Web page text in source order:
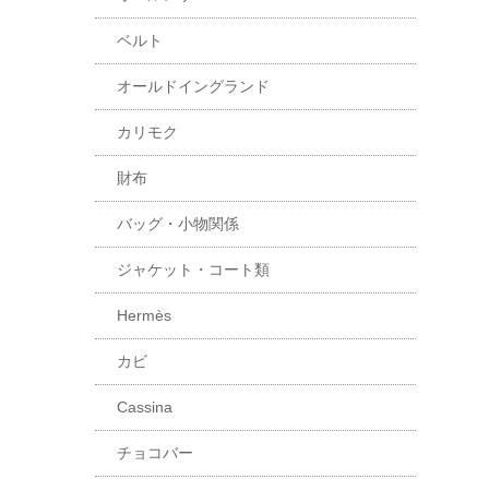
ベルト
オールドイングランド
カリモク
財布
バッグ・小物関係
ジャケット・コート類
Hermès
カビ
Cassina
チョコバー